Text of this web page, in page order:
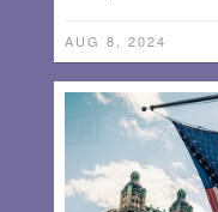
AUG 8, 2024